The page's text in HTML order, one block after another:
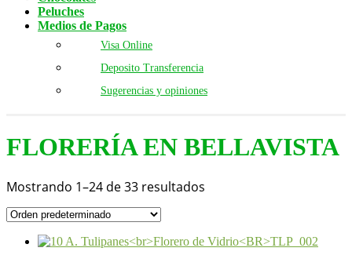
Peluches
Medios de Pagos
Visa Online
Deposito Transferencia
Sugerencias y opiniones
FLORERÍA EN BELLAVISTA
Mostrando 1–24 de 33 resultados